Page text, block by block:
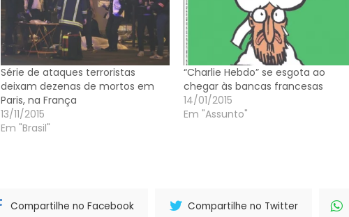
Série de ataques terroristas
deixam dezenas de mortos em
Paris, na França
13/11/2015
Em "Brasil"
“Charlie Hebdo” se esgota ao
chegar às bancas francesas
14/01/2015
Em "Assunto"
Compartilhe no Facebook Compartilhe no Twitter